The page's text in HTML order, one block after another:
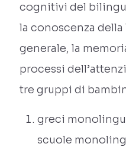
cognitivi del
la conoscenza
generale, la
processi
tre gruppi di
greci
scuole